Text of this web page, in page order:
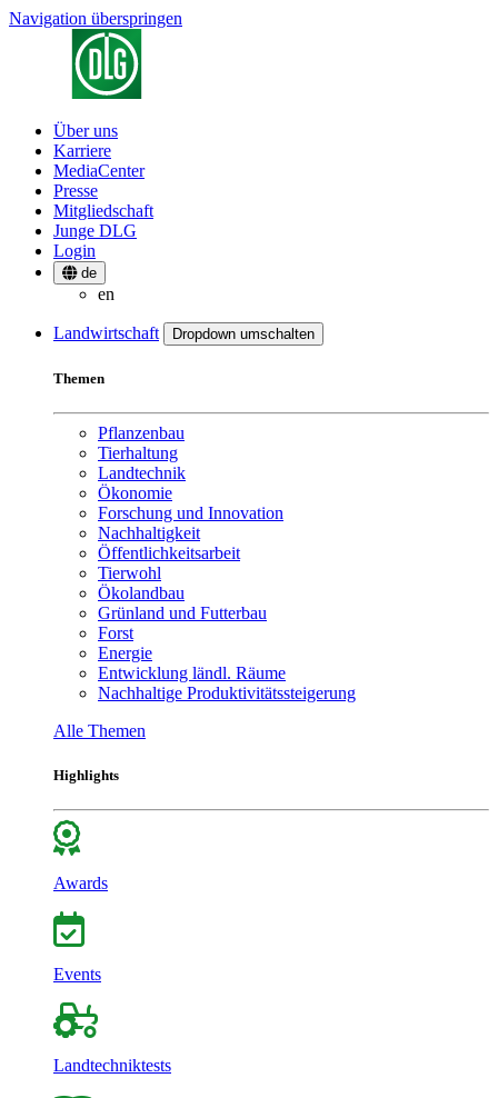
Navigation überspringen
Über uns
Karriere
MediaCenter
Presse
Mitgliedschaft
Junge DLG
Login
de
en
Landwirtschaft Dropdown umschalten
Themen
Pflanzenbau
Tierhaltung
Landtechnik
Ökonomie
Forschung und Innovation
Nachhaltigkeit
Öffentlichkeitsarbeit
Tierwohl
Ökolandbau
Grünland und Futterbau
Forst
Energie
Entwicklung ländl. Räume
Nachhaltige Produktivitätssteigerung
Alle Themen
Highlights
Awards
Events
Landtechniktests